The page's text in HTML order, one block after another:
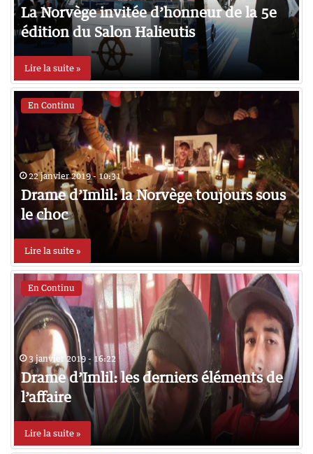
La Norvège invitée d’honneur de la 5e
édition du Salon Halieutis
Lire la suite »
En Continu
22 janvier 2019 - 10:31
Drame d’Imlil: la Norvège toujours sous
le choc
Lire la suite »
En Continu
3 janvier 2019 - 16:22
Drame d’Imlil: les derniers éléments de
l’affaire
Lire la suite »